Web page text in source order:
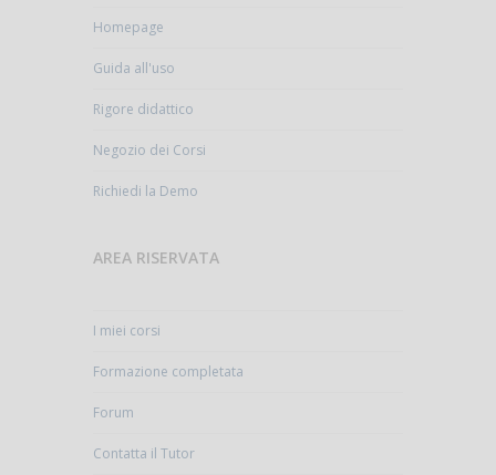
Homepage
Guida all'uso
Rigore didattico
Negozio dei Corsi
Richiedi la Demo
AREA RISERVATA
I miei corsi
Formazione completata
Forum
Contatta il Tutor